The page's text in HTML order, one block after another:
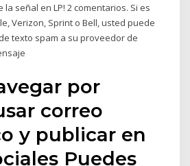
la señal en LP! 2 comentarios. Si es
Verizon, Sprint o Bell, usted puede
texto spam a su proveedor de
por
correo
y publicar en
Puedes